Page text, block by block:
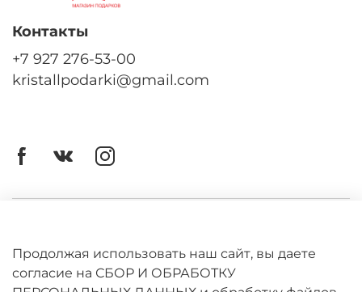
Оферта
Политика конфиденциальности
Контакты
+7 927 276-53-00
kristallpodarki@gmail.com
Продолжая использовать наш сайт, вы даете
согласие на СБОР И ОБРАБОТКУ